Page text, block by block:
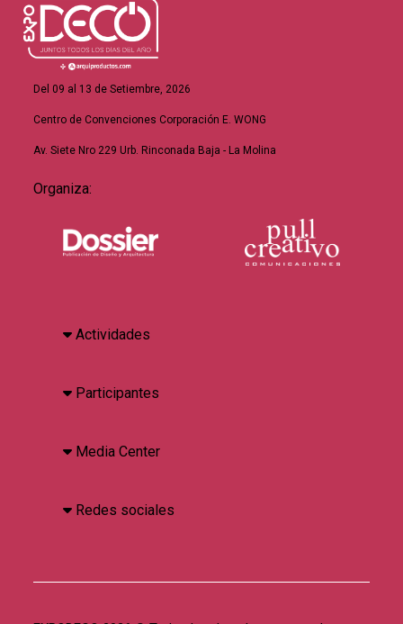
Del 09 al 13 de Setiembre, 2026
Centro de Convenciones Corporación E. WONG
Av. Siete Nro 229 Urb. Rinconada Baja - La Molina
Organiza:
Actividades
Participantes
Media Center
Redes sociales